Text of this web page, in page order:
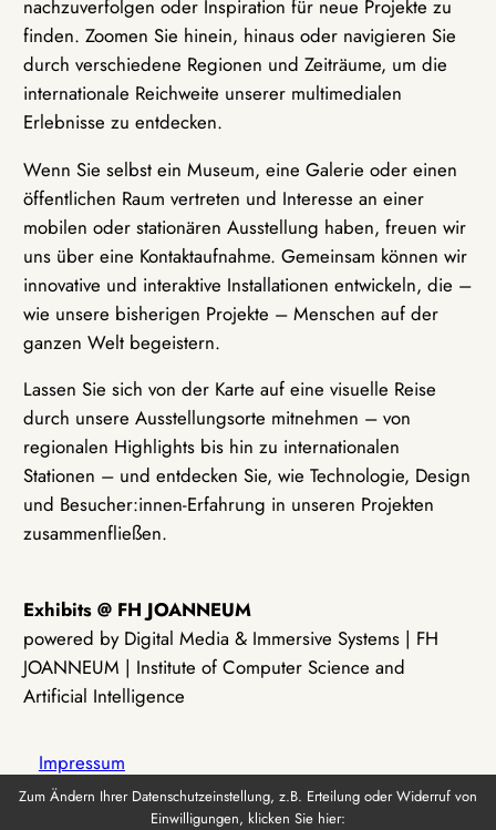
nachzuverfolgen oder Inspiration für neue Projekte zu
finden. Zoomen Sie hinein, hinaus oder navigieren Sie
durch verschiedene Regionen und Zeiträume, um die
internationale Reichweite unserer multimedialen
Erlebnisse zu entdecken.
Wenn Sie selbst ein Museum, eine Galerie oder einen
öffentlichen Raum vertreten und Interesse an einer
mobilen oder stationären Ausstellung haben, freuen wir
uns über eine Kontaktaufnahme. Gemeinsam können wir
innovative und interaktive Installationen entwickeln, die –
wie unsere bisherigen Projekte – Menschen auf der
ganzen Welt begeistern.
Lassen Sie sich von der Karte auf eine visuelle Reise
durch unsere Ausstellungsorte mitnehmen – von
regionalen Highlights bis hin zu internationalen
Stationen – und entdecken Sie, wie Technologie, Design
und Besucher:innen-Erfahrung in unseren Projekten
zusammenfließen.
Exhibits @ FH JOANNEUM
powered by Digital Media & Immersive Systems | FH
JOANNEUM | Institute of Computer Science and
Artificial Intelligence
Impressum
Zum Ändern Ihrer Datenschutzeinstellung, z.B. Erteilung oder Widerruf von
Einwilligungen, klicken Sie hier: